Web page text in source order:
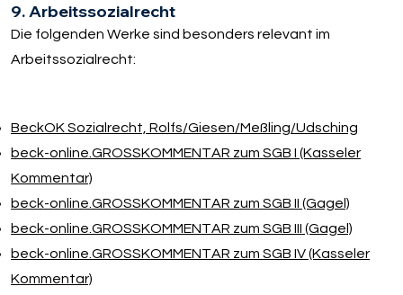
9. Arbeitssozialrecht
Die folgenden Werke sind besonders relevant im
Arbeitssozialrecht:
BeckOK Sozialrecht, Rolfs/​Giesen/​Meßling/​Udsching
beck-online.GROSSKOMMENTAR zum SGB I (Kasseler
Kommentar)
beck-online.GROSSKOMMENTAR zum SGB II (Gagel)
beck-online.GROSSKOMMENTAR zum SGB III (Gagel)
beck-online.GROSSKOMMENTAR zum SGB IV (Kasseler
Kommentar)